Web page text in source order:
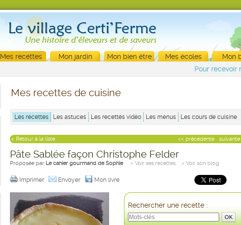
Mes recettes Mon jardin Mon bien être Mes écoles
Mon
Pour recevoir
Mes recettes de cuisine
Les recettes Les astuces Les recettes vidéo Les menus Les cours de cuisine
suivante
<< précédente
< Retour à la liste
Pâte Sablée façon Christophe Felder
Proposée par Le cahier gourmand de Sophie > Voir ses recettes > Voir son blog
Imprimer Envoyer Mon livre
Rechercher une recette :